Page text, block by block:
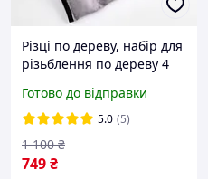
Різці по дереву, набір для
різьблення по дереву 4
лез і ложкоріз
Готово до відправки
5.0 (5)
749₴
1 100 ₴